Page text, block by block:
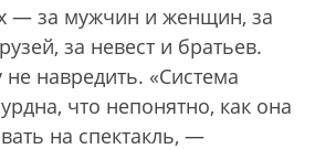
— за мужчин и женщин, за
за невест и братьев.
навредить. «Система
что непонятно, как она
на спектакль, —